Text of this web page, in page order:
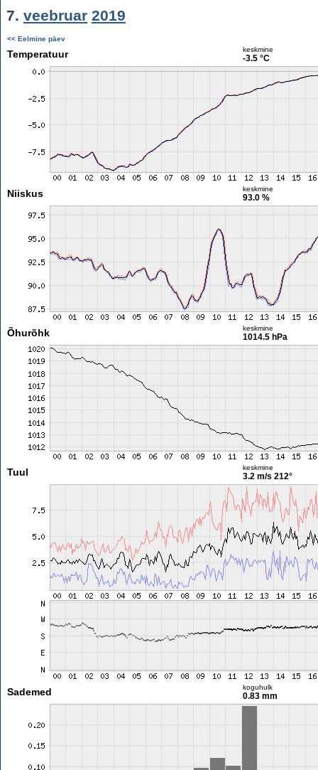
7. veebruar 2019
<< Eelmine päev
Temperatuur keskmine
-3.5 °C
Niiskus keskmine
93.0 %
Õhurõhk keskmine
1014.5 hPa
Tuul keskmine
3.2 m/s 212°
Sademed koguhulk
0.83 mm